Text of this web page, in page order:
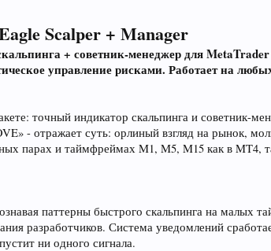
Scalper + Manager
+ советник-менеджер для
управление рисками. Работает на
точный индикатор скальпинга и советник-
- отражает суть: орлиный взгляд на рынок,
парах и таймфреймах M1, M5, M15 как в MT4,
паттерны быстрого скальпинга на малых
разработчиков. Система уведомлений
ни одного сигнала.